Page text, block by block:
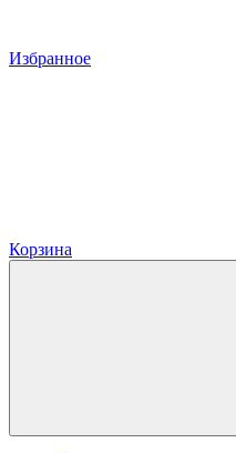
Избранное
Корзина